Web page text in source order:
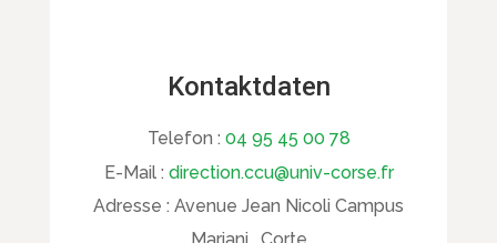
Kontaktdaten
Telefon : 04 95 45 00 78
E-Mail : direction.ccu@univ-corse.fr
Adresse : Avenue Jean Nicoli Campus